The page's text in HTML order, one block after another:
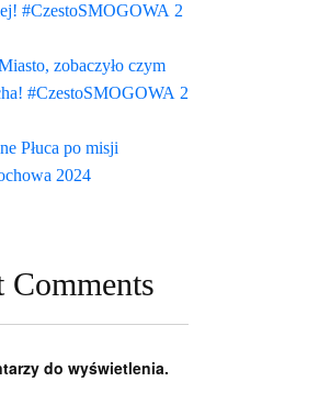
#CzestoSMOGOWA 2
zobaczyło czym
#CzestoSMOGOWA 2
Płuca po misji
2024
Comments
do wyświetlenia.